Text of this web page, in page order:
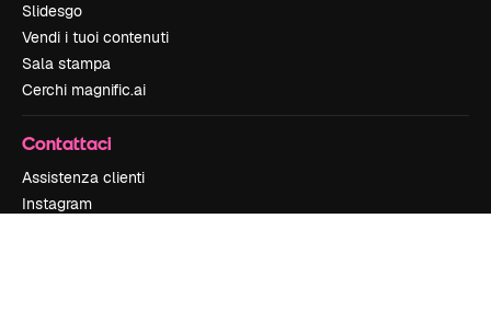
Slidesgo
Vendi i tuoi contenuti
Sala stampa
Cerchi magnific.ai
Contattaci
Assistenza clienti
Instagram